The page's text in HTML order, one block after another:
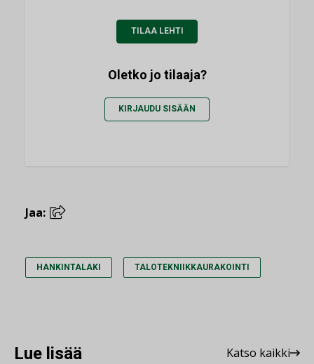
TILAA LEHTI
Oletko jo tilaaja?
KIRJAUDU SISÄÄN
Jaa:
HANKINTALAKI TALOTEKNIIKKAURAKOINTI
Lue lisää Katso kaikki